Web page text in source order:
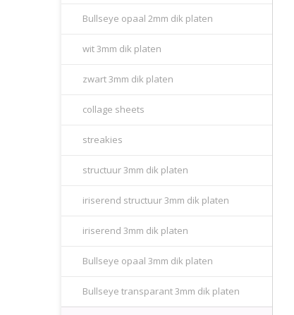
Bullseye opaal 2mm dik platen
wit 3mm dik platen
zwart 3mm dik platen
collage sheets
streakies
structuur 3mm dik platen
iriserend structuur 3mm dik platen
iriserend 3mm dik platen
Bullseye opaal 3mm dik platen
Bullseye transparant 3mm dik platen